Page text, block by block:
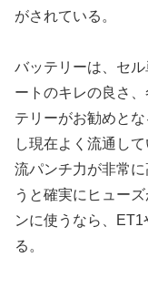
がされている。
バッテリーは、セ
ートのキレの良さ
テリーがお勧めと
し現在よく流通して
流パンチ力が非常
うと確実にヒュー
ンに使うなら、
る。